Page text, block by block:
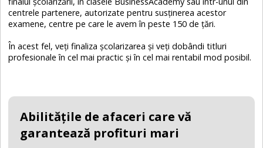
centrele partenere, autorizate pentru susţinerea acestor
examene, centre pe care le avem în peste 150 de ţări.
În acest fel, veţi finaliza şcolarizarea şi veţi dobândi titluri
profesionale în cel mai practic şi în cel mai rentabil mod posibil.
Abilităţile de afaceri care vă
garantează profituri mari